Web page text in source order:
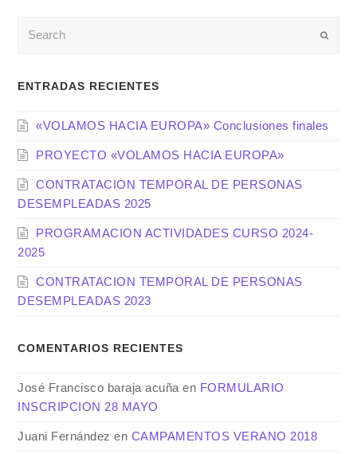
Enviar
ENTRADAS RECIENTES
«VOLAMOS HACIA EUROPA» Conclusiones finales
PROYECTO «VOLAMOS HACIA EUROPA»
CONTRATACION TEMPORAL DE PERSONAS
DESEMPLEADAS 2025
PROGRAMACION ACTIVIDADES CURSO 2024-
2025
CONTRATACION TEMPORAL DE PERSONAS
DESEMPLEADAS 2023
COMENTARIOS RECIENTES
José Francisco baraja acuña en FORMULARIO
INSCRIPCION 28 MAYO
Juani Fernández en CAMPAMENTOS VERANO 2018